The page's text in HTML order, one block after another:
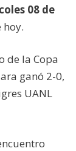
08 de
de la Copa
ganó 2-0,
UANL